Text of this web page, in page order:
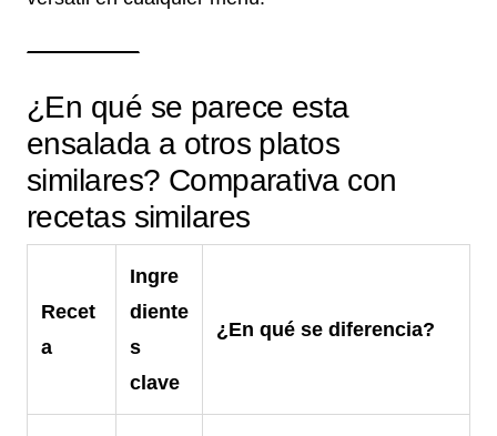
¿En qué se parece esta
ensalada a otros platos
similares? Comparativa con
recetas similares
Recet
a
Ingre
diente
s
clave
¿En qué se diferencia?